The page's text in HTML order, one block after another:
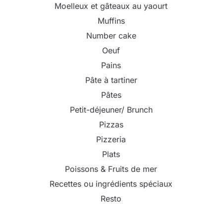
Moelleux et gâteaux au yaourt
Muffins
Number cake
Oeuf
Pains
Pâte à tartiner
Pâtes
Petit-déjeuner/ Brunch
Pizzas
Pizzeria
Plats
Poissons & Fruits de mer
Recettes ou ingrédients spéciaux
Resto